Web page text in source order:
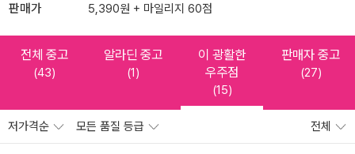
판매가 5,390원 + 마일리지 60점
전체 중고
(43)
알라딘 중고
(1)
이 광활한
우주점
(15)
판매자 중고
(27)
저가격순 모든 품질 등급 전체